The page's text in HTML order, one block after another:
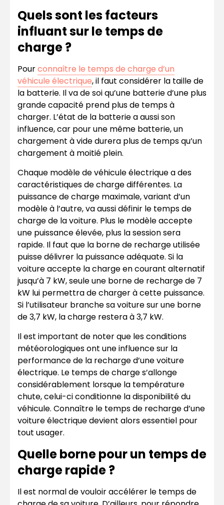
Quels sont les facteurs
influant sur le temps de
charge ?
Pourconnaître le temps de charge d’un
véhicule électrique, il faut considérer la taille de
la batterie. Il va de soi qu’une batterie d’une plus
grande capacité prend plus de temps à
charger. L’état de la batterie a aussi son
influence, car pour une même batterie, un
chargement à vide durera plus de temps qu’un
chargement à moitié plein.
Chaque modèle de véhicule électrique a des
caractéristiques de charge différentes. La
puissance de charge maximale, variant d’un
modèle à l’autre, va aussi définir le temps de
charge de la voiture. Plus le modèle accepte
une puissance élevée, plus la session sera
rapide. Il faut que la borne de recharge utilisée
puisse délivrer la puissance adéquate. Si la
voiture accepte la charge en courant alternatif
jusqu’à 7 kW, seule une borne de recharge de 7
kW lui permettra de charger à cette puissance.
Si l’utilisateur branche sa voiture sur une borne
de 3,7 kW, la charge restera à 3,7 kW.
Il est important de noter que les conditions
météorologiques ont une influence sur la
performance de la recharge d’une voiture
électrique. Le temps de charge s’allonge
considérablement lorsque la température
chute, celui-ci conditionne la disponibilité du
véhicule. Connaître le temps de recharge d’une
voiture électrique devient alors essentiel pour
tout usager.
Quelle borne pour un temps de
charge rapide ?
Il est normal de vouloir accélérer le temps de